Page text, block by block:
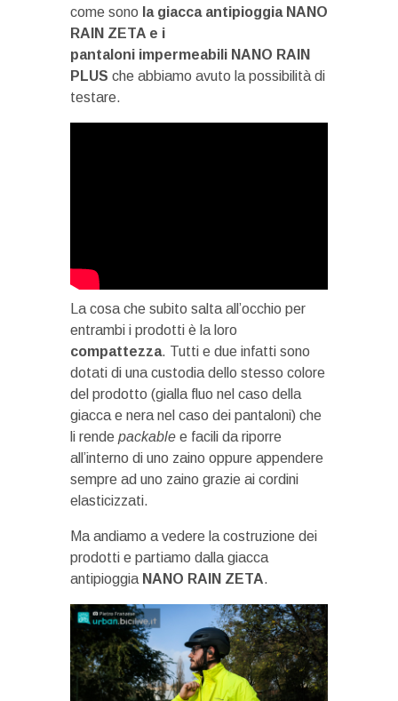
come sono la giacca antipioggia NANO
RAIN ZETA e i
pantaloni impermeabili NANO RAIN
PLUS che abbiamo avuto la possibilità di
testare.
La cosa che subito salta all’occhio per
entrambi i prodotti è la loro
compattezza. Tutti e due infatti sono
dotati di una custodia dello stesso colore
del prodotto (gialla fluo nel caso della
giacca e nera nel caso dei pantaloni) che
li rende packable e facili da riporre
all’interno di uno zaino oppure appendere
sempre ad uno zaino grazie ai cordini
elasticizzati.
Ma andiamo a vedere la costruzione dei
prodotti e partiamo dalla giacca
antipioggia NANO RAIN ZETA.